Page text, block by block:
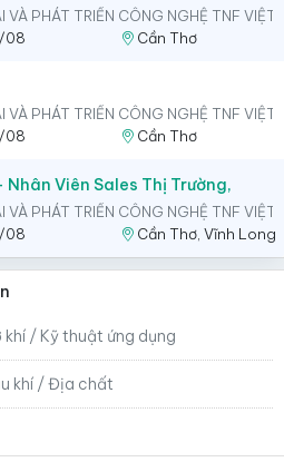
PHÁT TRIỂN CÔNG NGHỆ TNF VIỆT
08 Cần Thơ
PHÁT TRIỂN CÔNG NGHỆ TNF VIỆT
08 Cần Thơ
Viên Sales Thị Trường,
PHÁT TRIỂN CÔNG NGHỆ TNF VIỆT
08 Cần Thơ, Vĩnh
/ Kỹ thuật ứng dụng
khí / Địa chất